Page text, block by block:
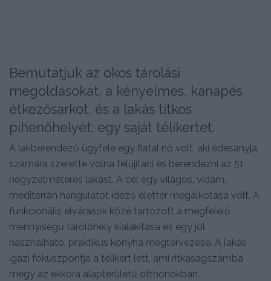
Bemutatjuk az okos tárolási
megoldásokat, a kényelmes, kanapés
étkezősarkot, és a lakás titkos
pihenőhelyét: egy saját télikertet.
A lakberendező ügyfele egy fiatal nő volt, aki édesanyja
számára szerette volna felújítani és berendezni az 51
négyzetméteres lakást. A cél egy világos, vidám,
mediterrán hangulatot idéző élettér megalkotása volt. A
funkcionális elvárások közé tartozott a megfelelő
mennyiségű tárolóhely kialakítása és egy jól
használható, praktikus konyha megtervezése. A lakás
igazi fókuszpontja a télikert lett, ami ritkaságszámba
megy az ekkora alapterületű otthonokban.